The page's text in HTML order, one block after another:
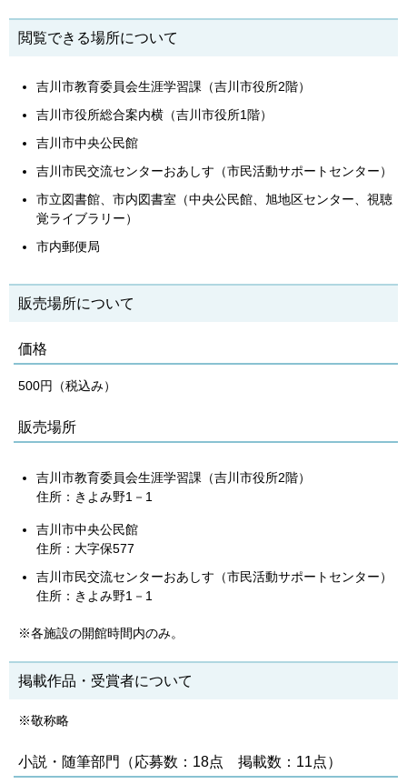
閲覧できる場所について
吉川市教育委員会生涯学習課（吉川市役所2階）
吉川市役所総合案内横（吉川市役所1階）
吉川市中央公民館
吉川市民交流センターおあしす（市民活動サポートセンター）
市立図書館、市内図書室（中央公民館、旭地区センター、視聴
覚ライブラリー）
市内郵便局
販売場所について
価格
500円（税込み）
販売場所
吉川市教育委員会生涯学習課（吉川市役所2階）
住所：きよみ野1－1
吉川市中央公民館
住所：大字保577
吉川市民交流センターおあしす（市民活動サポートセンター）
住所：きよみ野1－1
※各施設の開館時間内のみ。
掲載作品・受賞者について
※敬称略
小説・随筆部門（応募数：18点 掲載数：11点）